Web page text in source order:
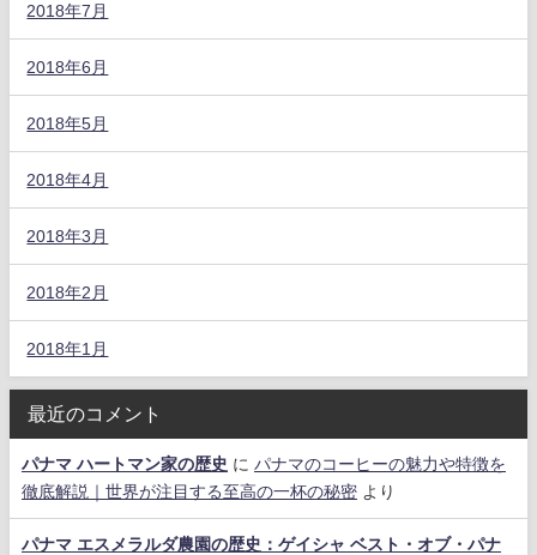
2018年7月
2018年6月
2018年5月
2018年4月
2018年3月
2018年2月
2018年1月
最近のコメント
パナマ ハートマン家の歴史 に パナマのコーヒーの魅力や特徴を
徹底解説｜世界が注目する至高の一杯の秘密 より
パナマ エスメラルダ農園の歴史：ゲイシャ ベスト・オブ・パナ